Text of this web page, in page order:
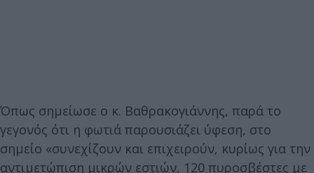
Όπως σημείωσε ο κ. Βαθρακογιάννης, παρά το
γεγονός ότι η φωτιά παρουσιάζει ύφεση, στο
σημείο «συνεχίζουν και επιχειρούν, κυρίως για την
αντιμετώπιση μικρών εστιών, 120 πυροσβέστες με